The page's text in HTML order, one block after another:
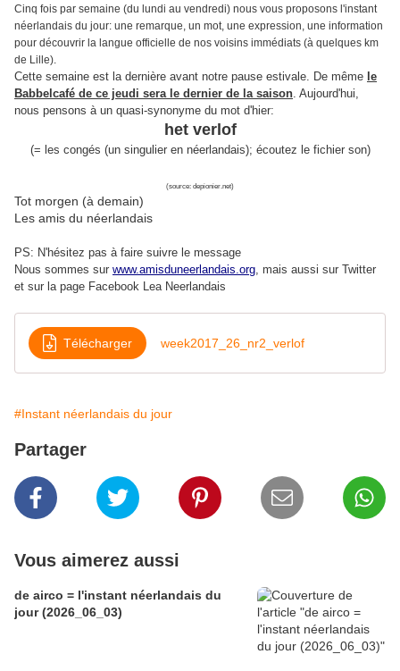
Cinq fois par semaine (du lundi au vendredi) nous vous proposons l'instant
néerlandais du jour: une remarque, un mot, une expression, une information
pour découvrir la langue officielle de nos voisins immédiats (à quelques km
de Lille).
Cette semaine est la dernière avant notre pause estivale. De même le
Babbelcafé de ce jeudi sera le dernier de la saison. Aujourd'hui,
nous pensons à un quasi-synonyme du mot d'hier:
het verlof
(= les congés (un singulier en néerlandais); écoutez le fichier son)
(source: depionier.net)
Tot morgen (à demain)
Les amis du néerlandais
PS: N'hésitez pas à faire suivre le message
Nous sommes sur www.amisduneerlandais.org, mais aussi sur Twitter
et sur la page Facebook Lea Neerlandais
Télécharger week2017_26_nr2_verlof
#Instant néerlandais du jour
Partager
Vous aimerez aussi
de airco = l'instant néerlandais du
jour (2026_06_03)